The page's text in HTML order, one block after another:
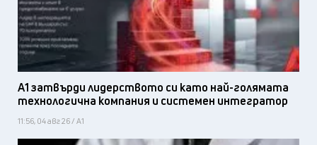
А1 затвърди лидерството си като най-голямата
технологична компания и системен интегратор
11:56, 04 авг 26 / А1